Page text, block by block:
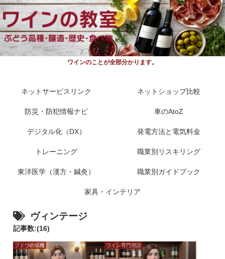
ワインのことが全部分かります。
ネットサービスリンク ネットショップ比較
防災・防犯情報ナビ 車のAtoZ
デジタル化（DX） 発電方法と電気料金
トレーニング 職業別リスキリング
東洋医学（漢方・鍼灸） 職業別ガイドブック
家具・インテリア
ヴィンテージ
記事数:(16)
ブドウの収穫 ワイン専門用語